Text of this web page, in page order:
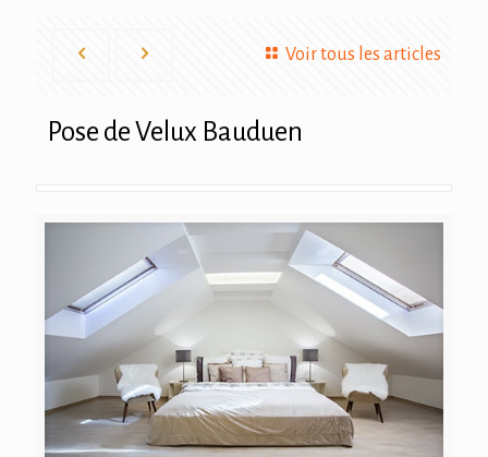
Voir tous les articles
Pose de Velux Bauduen